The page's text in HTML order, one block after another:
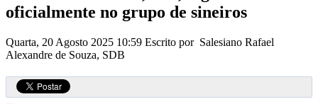
oficialmente no grupo de sineiros
Quarta, 20 Agosto 2025 10:59 Escrito por Salesiano Rafael
Alexandre de Souza, SDB